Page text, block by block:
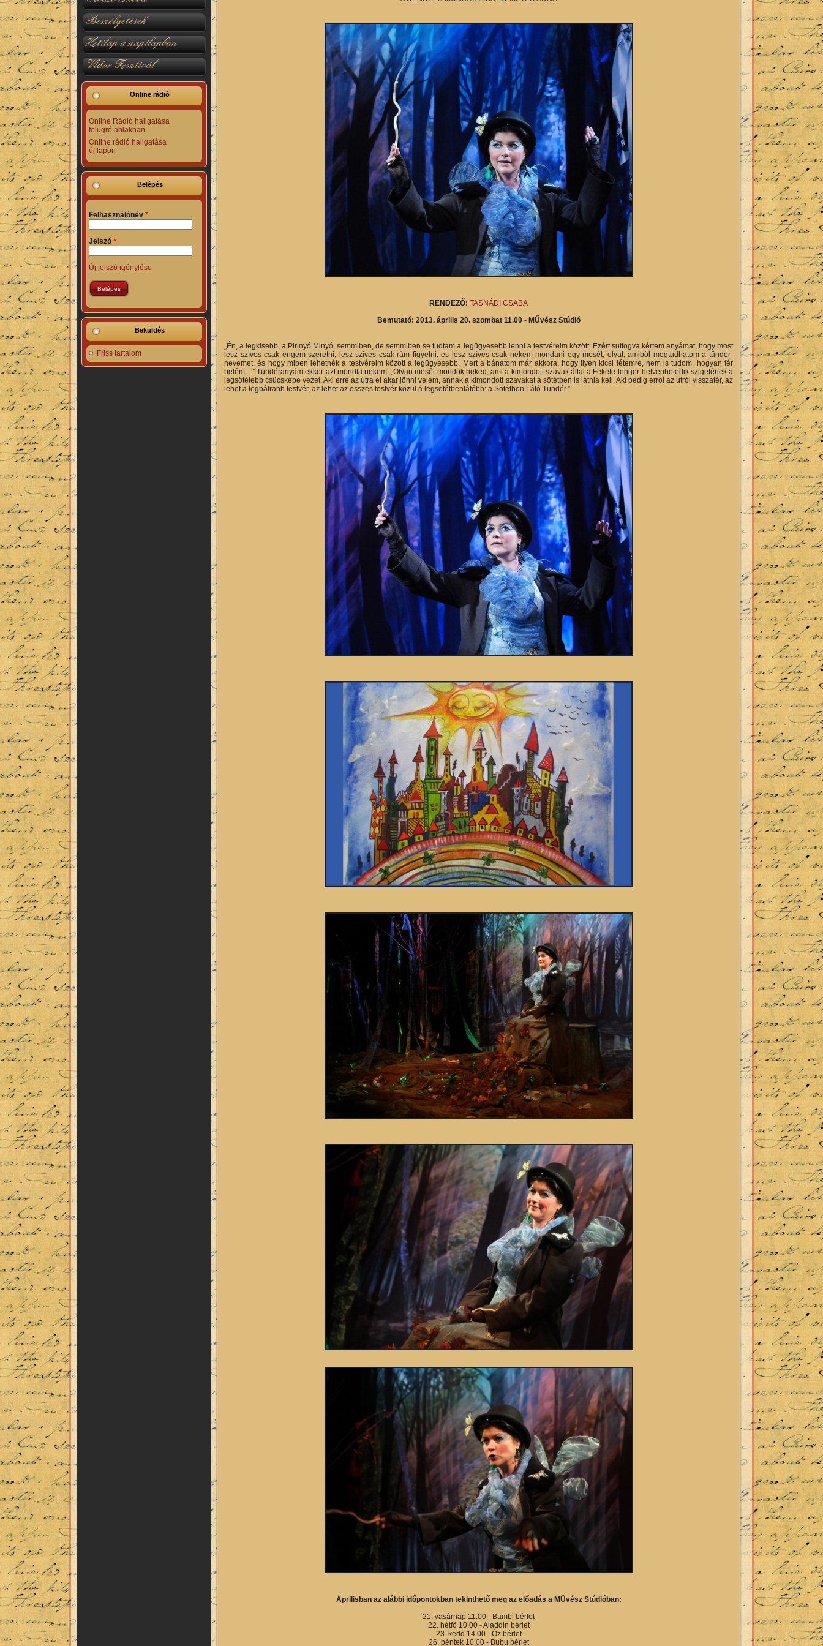
Beszélgetések
Hetilap a napilapban
Vidor Fesztivál
Online rádió
Online Rádió hallgatása
felugró ablakban
Online rádió hallgatása
új lapon
Belépés
Felhasználónév *
Jelszó *
Új jelszó igénylése
Beküldés
Friss tartalom
RENDEZŐ: TASNÁDI CSABA
Bemutató: 2013. április 20. szombat 11.00 - MŰvész Stúdió
„Én, a legkisebb, a Pirinyó Minyó, semmiben, de semmiben se tudtam a legügyesebb lenni a testvéreim között. Ezért suttogva kértem anyámat, hogy most
lesz szíves csak engem szeretni, lesz szíves csak rám figyelni, és lesz szíves csak nekem mondani egy mesét, olyat, amiből megtudhatom a tündér-
nevemet, és hogy miben lehetnék a testvéreim között a legügyesebb. Mert a bánatom már akkora, hogy ilyen kicsi létemre, nem is tudom, hogyan fér
belém…” Tündéranyám ekkor azt mondta nekem: „Olyan mesét mondok neked, ami a kimondott szavak által a Fekete-tenger hetvenhetedik szigetének a
legsötétebb csücskébe vezet. Aki erre az útra el akar jönni velem, annak a kimondott szavakat a sötétben is látnia kell. Aki pedig erről az útról visszatér, az
lehet a legbátrabb testvér, az lehet az összes testvér közül a legsötétbenlátóbb: a Sötétben Látó Tündér.”
Áprilisban az alábbi időpontokban tekinthető meg az előadás a MŰvész Stúdióban:
21. vasárnap 11.00 - Bambi bérlet
22. hétfő 10.00 - Aladdin bérlet
23. kedd 14.00 - Óz bérlet
26. péntek 10.00 - Bubu bérlet